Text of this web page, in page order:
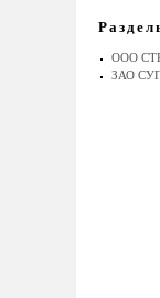
ООО
ЗАО